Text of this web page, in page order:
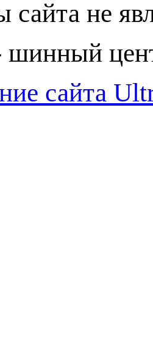
сайта не
шинный
сайта